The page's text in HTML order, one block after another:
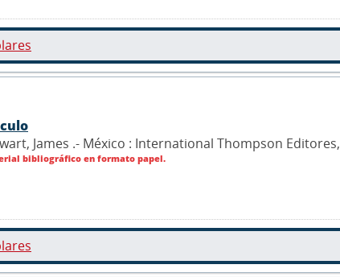
James .- México : International Thompson Editores,
bibliográfico en formato papel.